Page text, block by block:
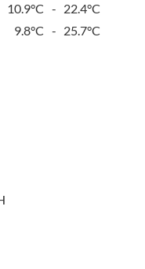
10.9°C - 22.4°C
9.8°C - 25.7°C